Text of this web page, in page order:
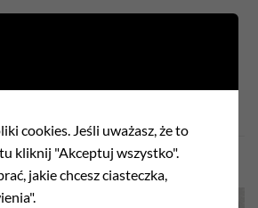
3% Akryl
cookies. Jeśli uważasz, że to
kliknij "Akceptuj wszystko".
jakie chcesz ciasteczka,